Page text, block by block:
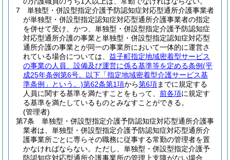
7
単独型・併設型指定介護予防認知症対応型通所介護事業者
が単独型・併設型指定認知症対応型通所介護事業者の指定
を併せて受け、かつ、単独型・併設型指定介護予防認知症
対応型通所介護の事業と単独型・併設型指定認知症対応型
通所介護の事業とが同一の事業所において一体的に運営さ
れている場合については、 益子町指定地域密着型サービス
の事業の人員、設備及び運営に係る基準等を定める条例(平
成25年条例第6号。以下「指定地域密着型介護サービス基
準条例」という。)第62条第1項から第6項までに規定する
人員に関する基準を満たすことをもって、 前各項に規定す
る基準を満たしているものとみなすことができる。
(管理者)
第7条
単独型・併設型指定介護予防認知症対応型通所介護事
業者は、単独型・併設型指定介護予防認知症対応型通所介
護事業所ごとに専らその職務に従事する常勤の管理者を置
かなければならない。 ただし、単独型・併設型指定介護予
防認知症対応型通所介護事業所の管理上支障がない場合